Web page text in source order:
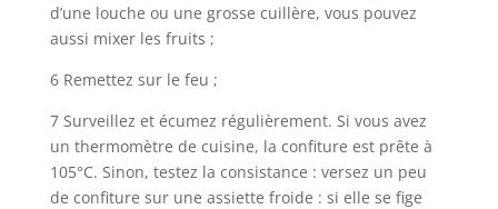
d’une louche ou une grosse cuillère, vous pouvez
aussi mixer les fruits ;
6 Remettez sur le feu ;
7 Surveillez et écumez régulièrement. Si vous avez
un thermomètre de cuisine, la confiture est prête à
105°C. Sinon, testez la consistance : versez un peu
de confiture sur une assiette froide : si elle se fige